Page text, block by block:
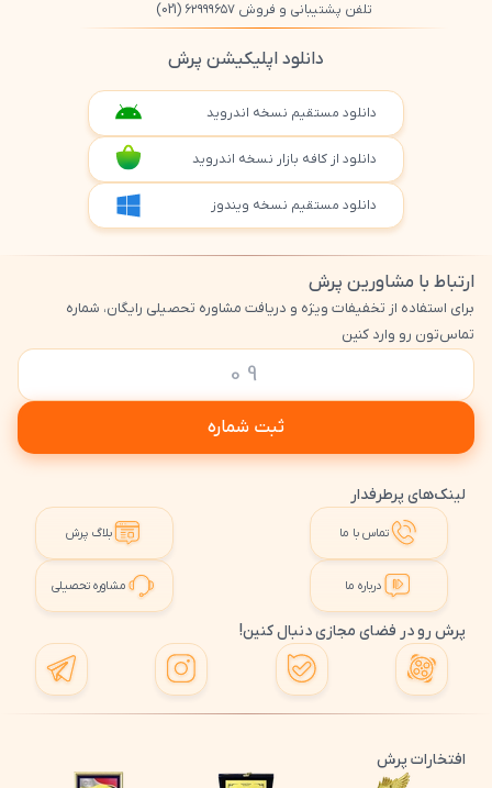
تلفن پشتیبانی و فروش ۶۲۹۹۹۶۵۷ (021)
دانلود اپلیکیشن پرش
دانلود مستقیم نسخه اندروید
دانلود از کافه بازار نسخه اندروید
دانلود مستقیم نسخه ویندوز
ارتباط با مشاورین پرش
برای استفاده از تخفیفات ویژه و دریافت مشاوره تحصیلی رایگان، شماره
تماس‌تون رو وارد کنین
ثبت شماره
لینک‌های پرطرفدار
تماس با ما بلاگ پرش
درباره ما مشاوره تحصیلی
پرش رو در فضای مجازی دنبال کنین!
افتخارات پرش